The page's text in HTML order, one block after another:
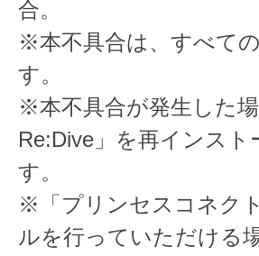
合。
※本不具合は、すべて
す。
※本不具合が発生した
Re:Dive」を再インス
す。
※「プリンセスコネク
ルを行っていただける